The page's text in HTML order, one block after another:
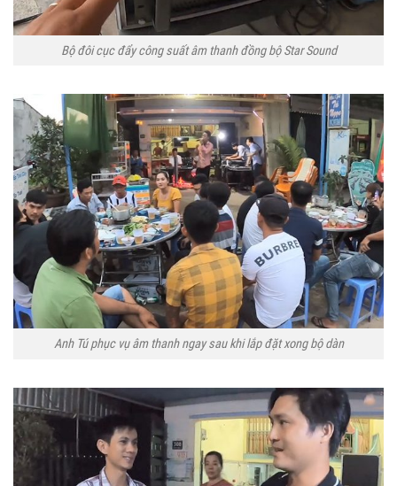
Bộ đôi cục đẩy công suất âm thanh đồng bộ Star Sound
Anh Tú phục vụ âm thanh ngay sau khi lắp đặt xong bộ dàn